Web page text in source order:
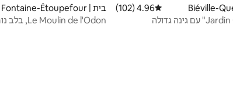
דירוג ממוצע של 4.96 מתוך 5, 102 ביקורות
4.96 (102)
בית | Fontaine-Étoupefour
Le Moulin de l'Odon, בלב נורמנדי